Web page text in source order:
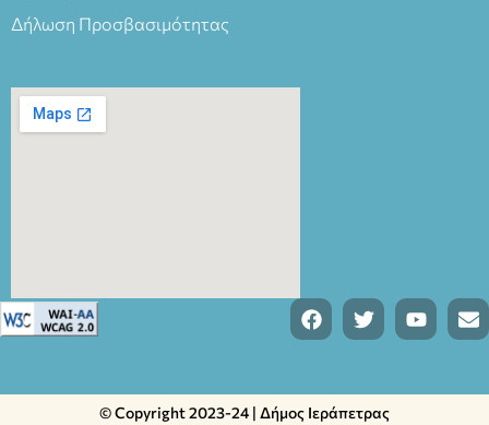
Δήλωση Προσβασιμότητας
© Copyright 2023-24 | Δήμος Ιεράπετρας